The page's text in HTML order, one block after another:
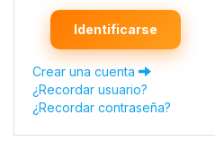
Identificarse
Crear una cuenta
¿Recordar usuario?
¿Recordar contraseña?